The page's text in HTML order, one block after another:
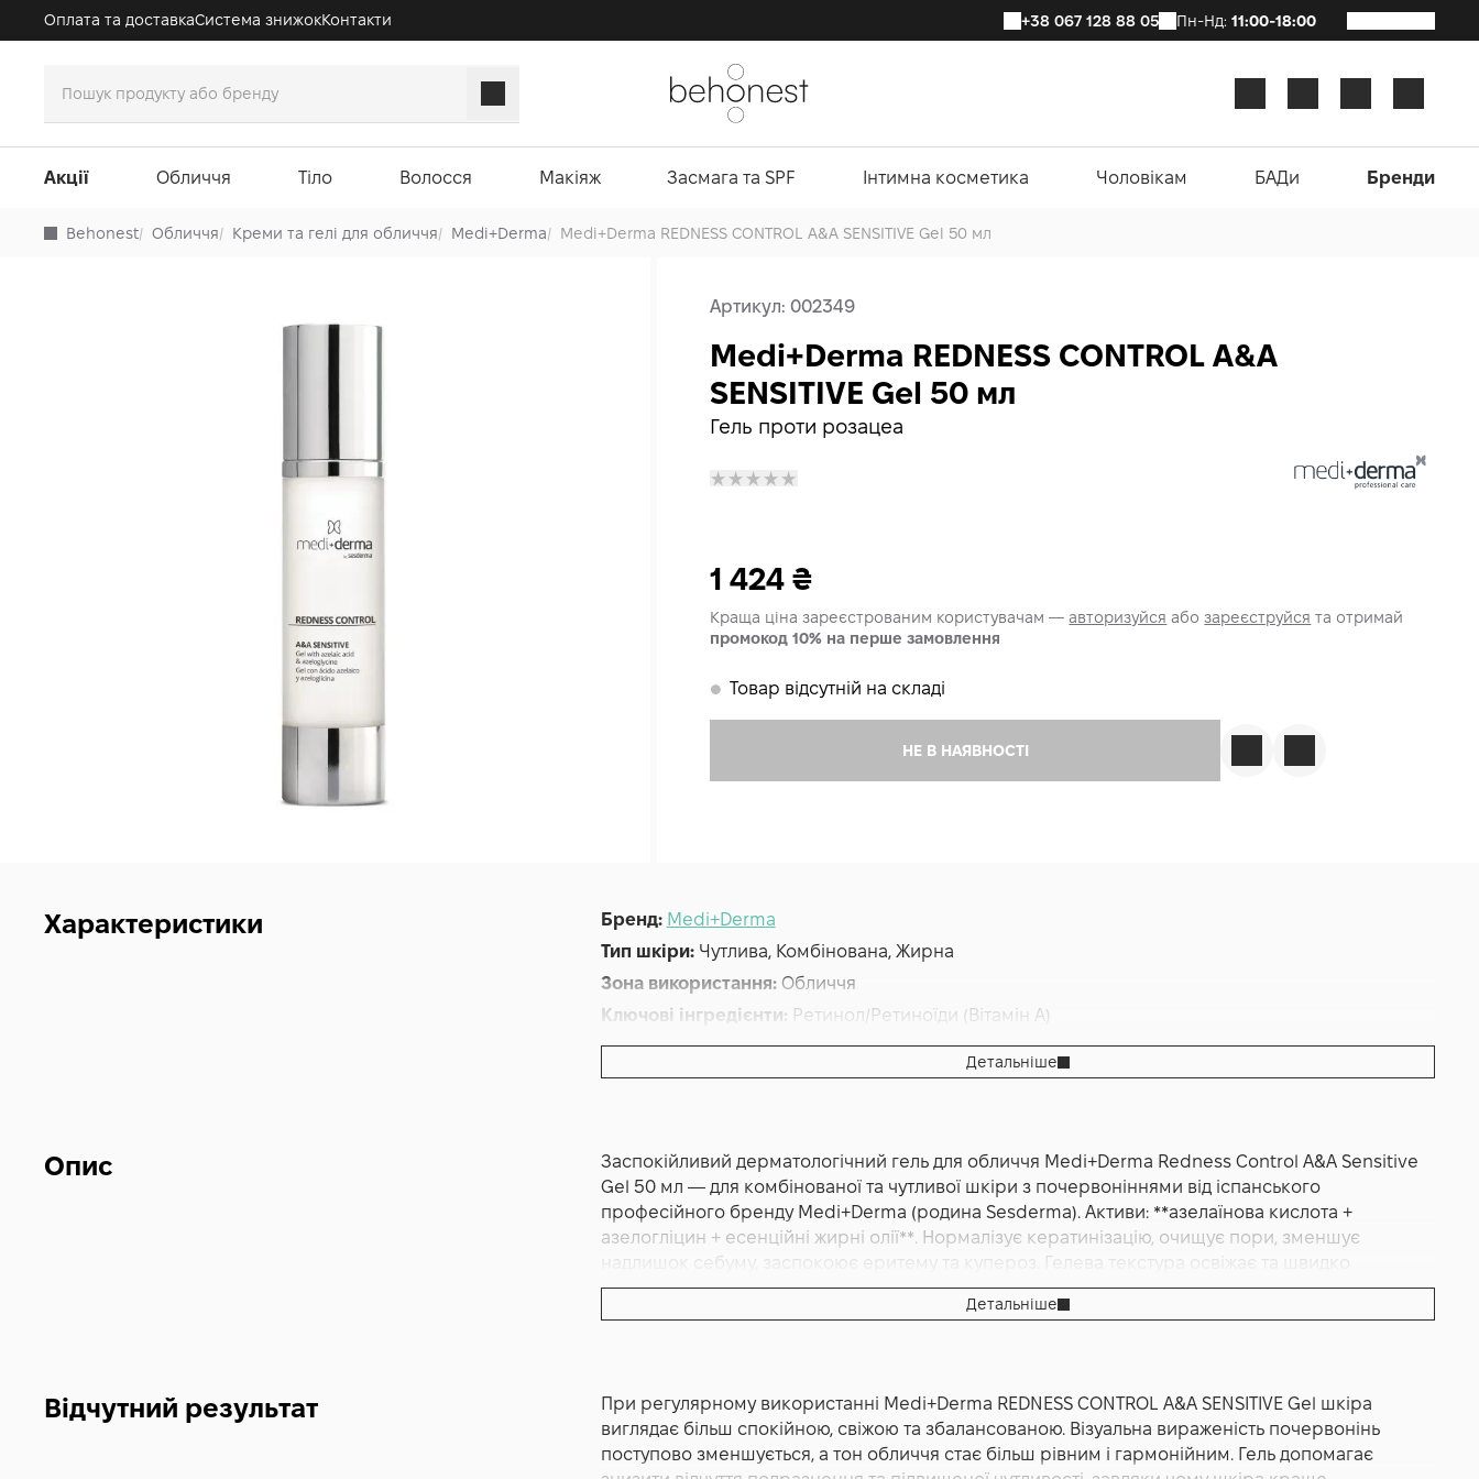
Оплата та доставкаСистема знижокКонтакти +38 067 128 88 05 Пн-Нд: 11:00-18:00
Акції Обличчя Тіло Волосся Макіяж Засмага та SPF Інтимна косметика Чоловікам БАДи Бренди
Behonest/ Обличчя/ Креми та гелі для обличчя/ Medi+Derma/ Medi+Derma REDNESS CONTROL A&A SENSITIVE Gel 50 мл
Артикул:002349
Гель проти розацеа
Medi+Derma REDNESS CONTROL A&A
SENSITIVE Gel 50 мл
1 424₴
Краща ціна зареєстрованим користувачам —авторизуйся абозареєструйся та отримай
промокод 10% на перше замовлення
𒊹 Товар відсутній на складі
НЕ В НАЯВНОСТІ
Характеристики Бренд: Medi+Derma
Тип шкіри: Чутлива, Комбінована, Жирна
Зона використання: Обличчя
Ключові інгредієнти: Ретинол/Ретиноїди (Вітамін A)
Основна дія:Від куперозу,Від почервоніння
Форма випуску:Гель
Альтернативна назва:
Antiredness gel гель проти розацеа
Детальніше
Опис
Заспокійливий дерматологічний гель для обличчя Medi+Derma Redness Control A&A Sensitive
Gel 50 мл — для комбінованої та чутливої шкіри з почервоніннями від іспанського
професійного бренду Medi+Derma (родина Sesderma). Активи: **азелаїнова кислота +
азелогліцин + есенційні жирні олії**. Нормалізує кератинізацію, очищує пори, зменшує
надлишок себуму, заспокоює еритему та купероз. Гелева текстура освіжає та швидко
вбирається без липкості. Іспанський бренд Medi+Derma.
легка альтернатива кремам для тих випадків, коли шкіра потребує швидкого заспокоєння,
зволоження та стабілізації без щільних текстур і відчуття перевантаження. Формула гелю
орієнтована на підтримку природного балансу шкіри та зниження її реактивності у відповідь
Детальніше
Відчутний результат
При регулярному використанні Medi+Derma REDNESS CONTROL A&A SENSITIVE Gel шкіра
виглядає більш спокійною, свіжою та збалансованою. Візуальна вираженість почервонінь
поступово зменшується, а тон обличчя стає більш рівним і гармонійним. Гель допомагає